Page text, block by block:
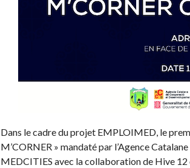
Dans le cadre du projet EMPLOIMED, le
M’CORNER » mandaté par l’Agence
MEDCITIES avec la collaboration de Hive12